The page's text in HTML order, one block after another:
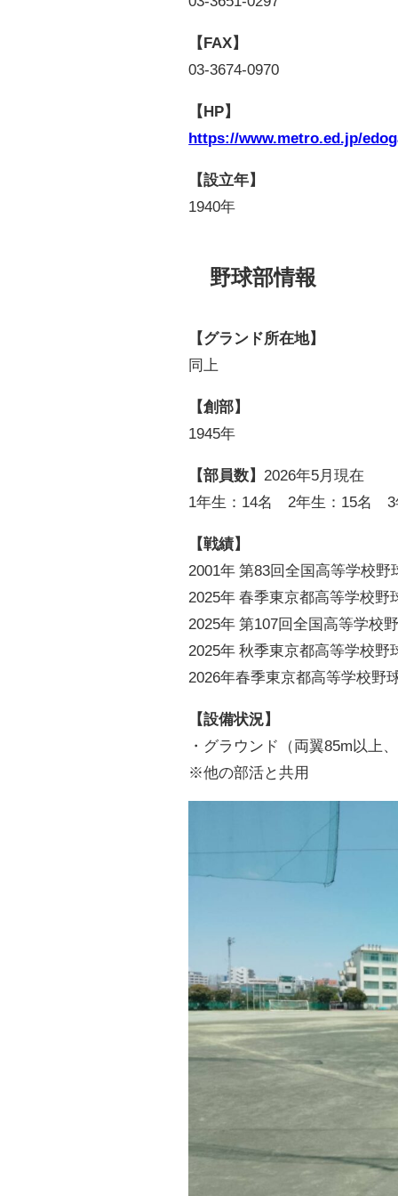
【FAX】
03-3674-0970
【HP】
https://www.metro.ed.jp/
【設立年】
1940年
野球部情報
【グランド所在地】
同上
【創部】
1945年
【部員数】 2026年5月現在
1年生：14名 2年生：15名 3
【戦績】
2001年 第83回全国高等学校
2025年 春季東京都高等学校野
2025年 第107回全国高等学校
2025年 秋季東京都高等学校野
2026年春季東京都高等学校野
【設備状況】
・グラウンド（両翼85m以上
※他の部活と共用